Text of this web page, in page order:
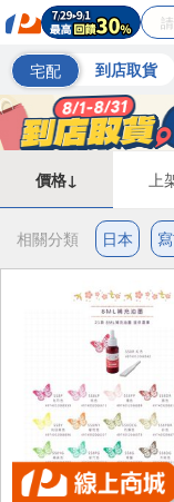
宅配 到店取貨
價格↓ 上
相關分類 日本